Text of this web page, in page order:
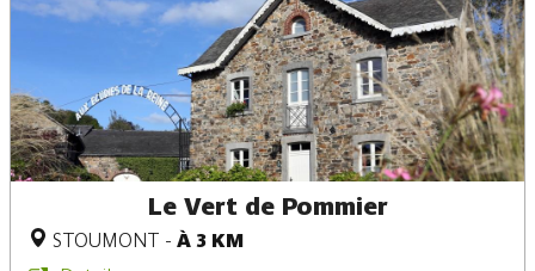
Le Vert de Pommier
STOUMONT - À 3 KM